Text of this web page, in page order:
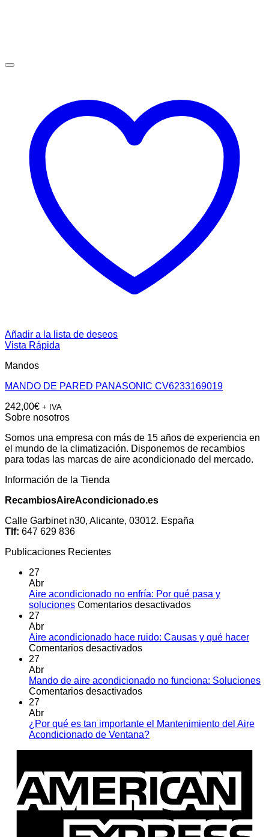
Añadir a la lista de deseos
Vista Rápida
Mandos
MANDO DE PARED PANASONIC CV6233169019
242,00€ + IVA
Sobre nosotros
Somos una empresa con más de 15 años de experiencia en
el mundo de la climatización. Disponemos de recambios
para todas las marcas de aire acondicionado del mercado.
Información de la Tienda
RecambiosAireAcondicionado.es
Calle Garbinet n30, Alicante, 03012. España
Tlf: 647 629 836
Publicaciones Recientes
27
Abr
Aire acondicionado no enfría: Por qué pasa y
soluciones Comentarios desactivadosen
no
pasa
27
Abr
Aire acondicionado hace ruido: Causas y qué hacer
Comentarios desactivadosen
hace
ruido:
qué
hacer
27
Abr
Mando de aire acondicionado no funciona: Soluciones
Comentarios desactivadosen
aire
acondicionado
27
Abr
¿Por qué es tan importante el Mantenimiento del Aire
Acondicionado de Ventana?No
¿Por
qué
tan
importante
el